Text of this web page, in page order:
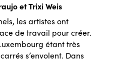
et Trixi Weis
les artistes ont
de travail pour créer.
étant très
s’envolent. Dans